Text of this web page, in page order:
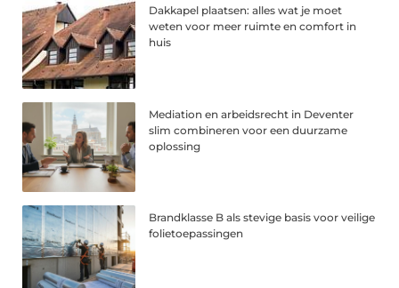
Dakkapel plaatsen: alles wat je moet
weten voor meer ruimte en comfort in
huis
Mediation en arbeidsrecht in Deventer
slim combineren voor een duurzame
oplossing
Brandklasse B als stevige basis voor veilige
folietoepassingen